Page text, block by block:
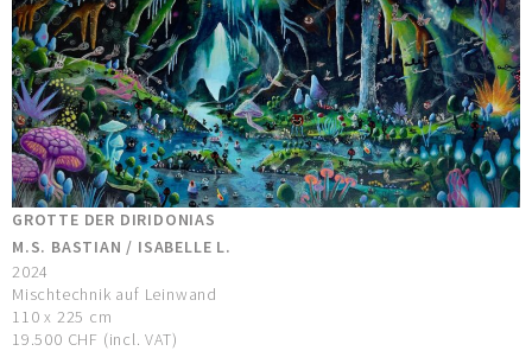
GROTTE DER DIRIDONIAS
M.S. BASTIAN / ISABELLE L.
2024
Mischtechnik auf Leinwand
110 x 225 cm
19.500 CHF (incl. VAT)